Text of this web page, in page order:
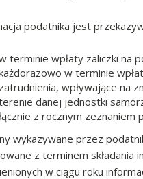
podatnika jest
terminie wpłaty zaliczki na
w terminie
zatrudnienia, wpływające na
danej jednostki
z rocznym
wykazywane przez
z terminem
w ciągu roku